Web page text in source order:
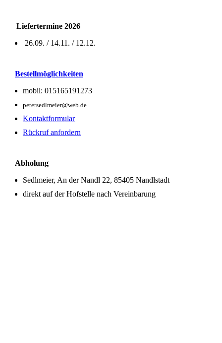
Liefertermine 2026
26.09. / 14.11. / 12.12.
Bestellmöglichkeiten
mobil: 015165191273
petersedlmeier@web.de
Kontaktformular
Rückruf anfordern
Abholung
Sedlmeier, An der Nandl 22, 85405 Nandlstadt
direkt auf der Hofstelle nach Vereinbarung